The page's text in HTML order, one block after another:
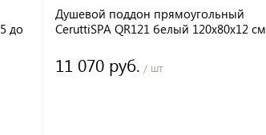
до
Душевой поддон прямоугольный
CeruttiSPA QR121 белый 120х80х12 см
11 070 руб. / шт